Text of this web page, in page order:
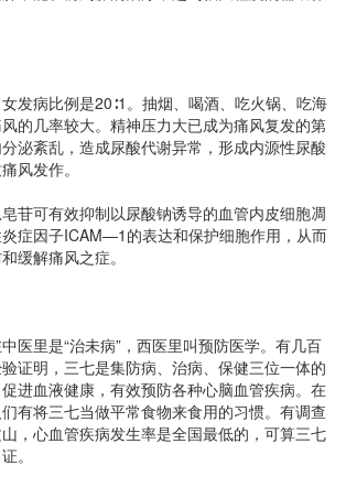
发病比例是20∶1。抽烟、喝酒、吃火锅、吃海
的几率较大。精神压力大已成为痛风复发的第
泌紊乱，造成尿酸代谢异常，形成内源性尿酸
风发作。
苷可有效抑制以尿酸钠诱导的血管内皮细胞凋
症因子ICAM—1的表达和保护细胞作用，从而
缓解痛风之症。
医里是“治未病”，西医里叫预防医学。有几百
证明，三七是集防病、治病、保健三位一体的
进血液健康，有效预防各种心脑血管疾病。在
有将三七当做平常食物来食用的习惯。有调查
，心血管疾病发生率是全国最低的，可算三七
。